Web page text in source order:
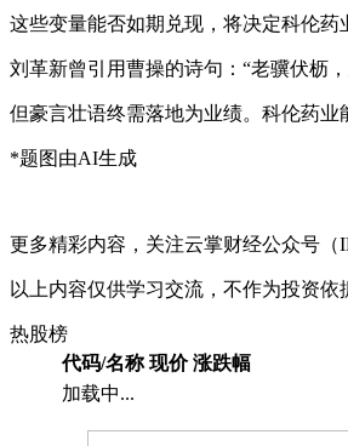
这些变量能否如期兑现，将决定科伦药
刘革新曾引用曹操的诗句：“老骥伏枥
但豪言壮语终需落地为业绩。科伦药业
*题图由AI生成
更多精彩内容，关注云掌财经公众号（
以上内容仅供学习交流，不作为投资
热股榜
代码/名称 现价 涨跌幅
加载中...